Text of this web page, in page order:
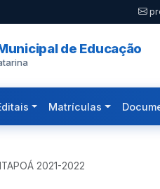
de Educação
Matrículas
2021-2022